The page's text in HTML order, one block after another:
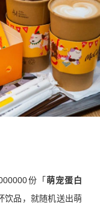
份「 萌宠蛋白
饮品，就随机送出萌